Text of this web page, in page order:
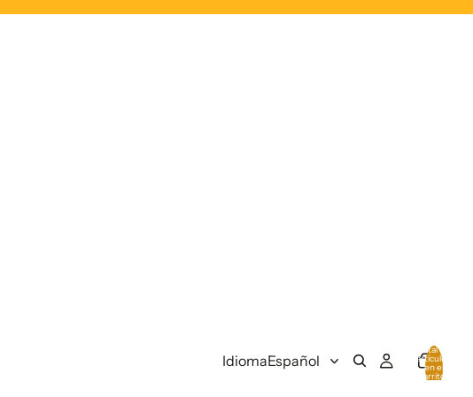
Idioma
Total de
artículos
en el
carrito: